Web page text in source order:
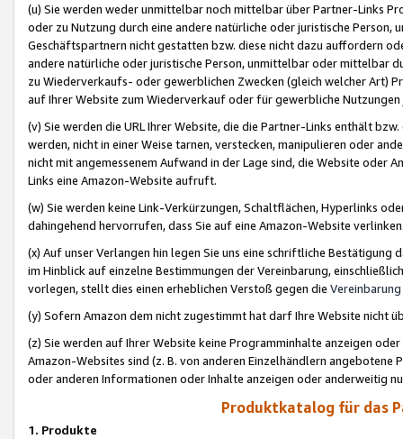
(u) Sie werden weder unmittelbar noch mittelbar über Partner-Links
oder zu Nutzung durch eine andere natürliche oder juristische
Geschäftspartnern nicht gestatten bzw. diese nicht dazu auffordern
andere natürliche oder juristische Person, unmittelbar oder mittelbar
zu Wiederverkaufs- oder gewerblichen Zwecken (gleich welcher Art)
auf Ihrer Website zum Wiederverkauf oder für gewerbliche
(v) Sie werden die URL Ihrer Website, die die Partner-Links enthält
werden, nicht in einer Weise tarnen, verstecken, manipulieren oder
nicht mit angemessenem Aufwand in der Lage sind, die Website oder
Links eine Amazon-Website aufruft.
(w) Sie werden keine Link-Verkürzungen, Schaltflächen, Hyperlinks
dahingehend hervorrufen, dass Sie auf eine Amazon-Website
(x) Auf unser Verlangen hin legen Sie uns eine schriftliche
im Hinblick auf einzelne Bestimmungen der Vereinbarung,
vorlegen, stellt dies einen erheblichen Verstoß gegen die Vereinbarung
(y) Sofern Amazon dem nicht zugestimmt hat darf Ihre Website nicht
(z) Sie werden auf Ihrer Website keine Programminhalte anzeigen
Amazon-Websites sind (z. B. von anderen Einzelhändlern
oder anderen Informationen oder Inhalte anzeigen oder anderweitig
Produktkatalog für das
1. Produkte